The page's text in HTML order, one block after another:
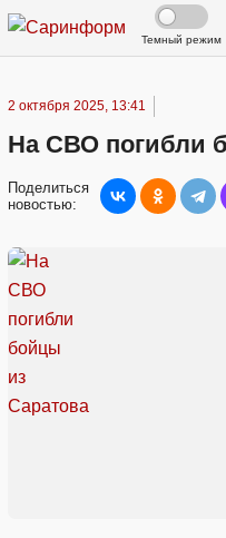
Темный режим
2 октября 2025, 13:41
На СВО погибли
Поделиться
новостью: